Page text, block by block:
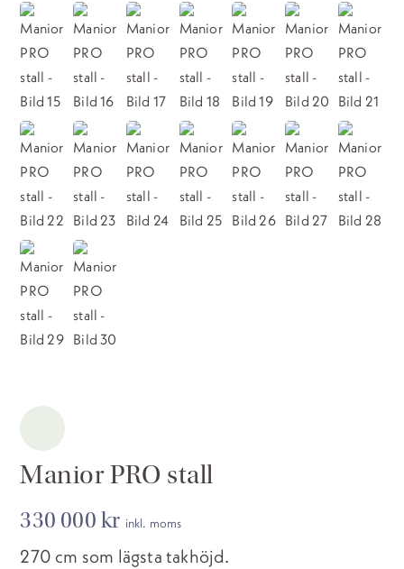
Manior PRO stall
330 000kr inkl. moms
270 cm som lägsta takhöjd.